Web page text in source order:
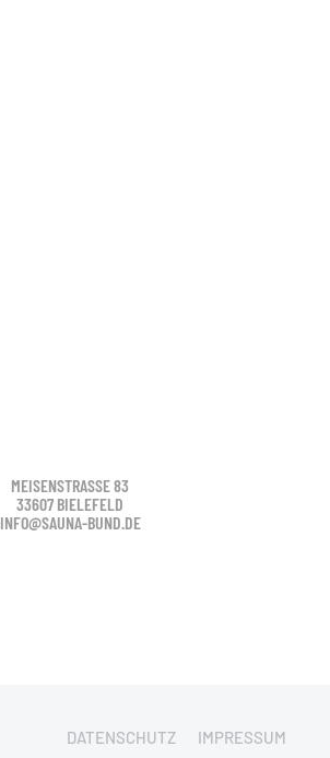
MEISENSTRASSE 83
33607 BIELEFELD
INFO@SAUNA-BUND.DE
DATENSCHUTZ IMPRESSUM